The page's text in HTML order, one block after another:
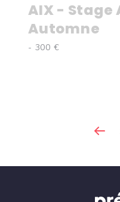
AIX - Stage
Automne
- 300 €